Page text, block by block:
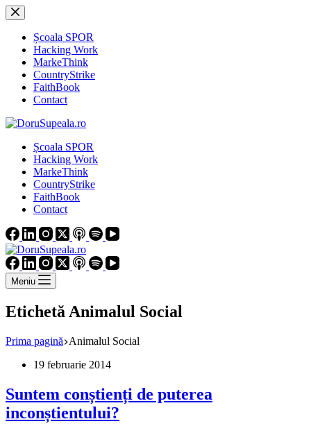
Sari
la
conținutȘcoala SPOR
Hacking Work
MarkeThink
CountryStrike
FaithBook
Contact
Școala SPOR
Hacking Work
MarkeThink
CountryStrike
FaithBook
Contact
Meniu
Etichetă Animalul Social
Prima pagină Animalul Social
19 februarie 2014
Suntem conștienți de puterea
inconștientului?